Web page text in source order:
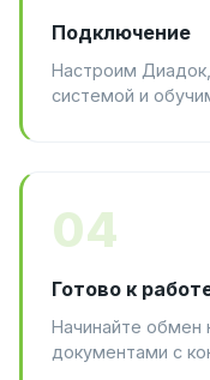
Подключение
Настроим
системой и
04
Готово к
Начинайте обмен
документами с